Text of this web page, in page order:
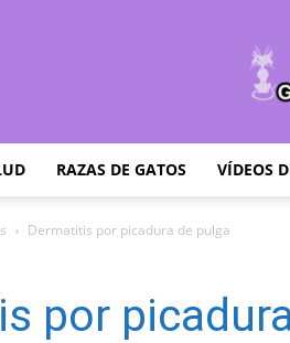
RAZAS DE GATOS VÍDEOS
Dermatitis por picadura de pulga
por